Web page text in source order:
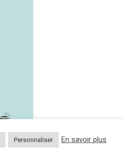
Personnaliser En savoir plus